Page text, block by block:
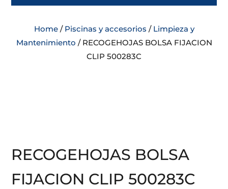
Home/ Piscinas y accesorios / Limpieza y
Mantenimiento / RECOGEHOJAS BOLSA FIJACION
CLIP 500283C
RECOGEHOJAS BOLSA
FIJACION CLIP 500283C